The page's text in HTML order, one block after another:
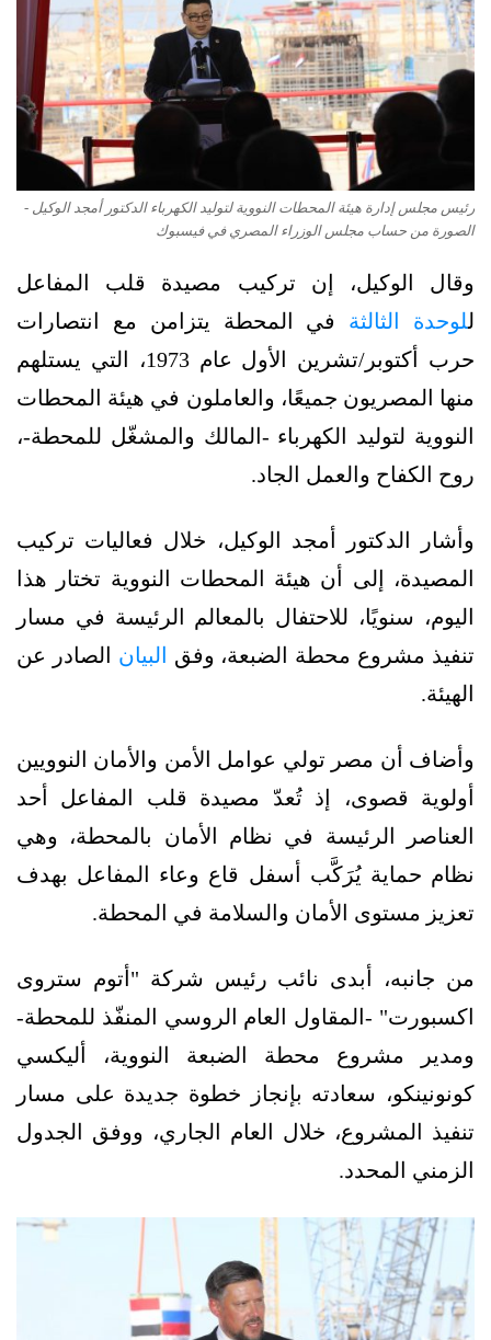
رئيس مجلس إدارة هيئة المحطات النووية لتوليد الكهرباء الدكتور أمجد الوكيل -
الصورة من حساب مجلس الوزراء المصري في فيسبوك
وقال الوكيل، إن تركيب مصيدة قلب المفاعل
للوحدة الثالثة في المحطة يتزامن مع انتصارات
حرب أكتوبر/تشرين الأول عام 1973، التي يستلهم
منها المصريون جميعًا، والعاملون في هيئة المحطات
النووية لتوليد الكهرباء -المالك والمشغّل للمحطة-،
روح الكفاح والعمل الجاد.
وأشار الدكتور أمجد الوكيل، خلال فعاليات تركيب
المصيدة، إلى أن هيئة المحطات النووية تختار هذا
اليوم، سنويًا، للاحتفال بالمعالم الرئيسة في مسار
تنفيذ مشروع محطة الضبعة، وفق
البيان الصادر عن
الهيئة.
وأضاف أن مصر تولي عوامل الأمن والأمان النوويين
أولوية قصوى، إذ تُعدّ مصيدة قلب المفاعل أحد
العناصر الرئيسة في نظام الأمان بالمحطة، وهي
نظام حماية يُرَكَّب أسفل قاع وعاء المفاعل بهدف
تعزيز مستوى الأمان والسلامة في المحطة.
من جانبه، أبدى نائب رئيس شركة "أتوم ستروى
اكسبورت" -المقاول العام الروسي المنفّذ للمحطة-
ومدير مشروع محطة الضبعة النووية، أليكسي
كونونينكو، سعادته بإنجاز خطوة جديدة على مسار
تنفيذ المشروع، خلال العام الجاري، ووفق الجدول
الزمني المحدد.